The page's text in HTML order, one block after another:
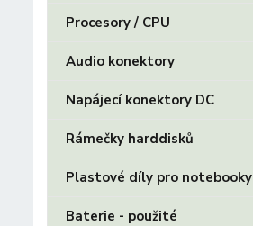
Procesory / CPU
Audio konektory
Napájecí konektory DC
Rámečky harddisků
Plastové díly pro notebooky
Baterie - použité